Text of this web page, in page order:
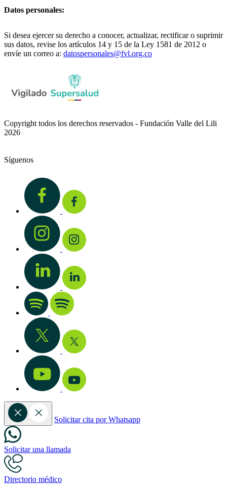
Datos personales:
Si desea ejercer su derecho a conocer, actualizar, rectificar o suprimir
sus datos, revise los artículos 14 y 15 de la Ley 1581 de 2012 o
envíe un correo a: datospersonales@fvl.org.co
Copyright todos los derechos reservados - Fundación Valle del Lili
2026
Síguenos
Solicitar cita por Whatsapp
Solicitar una llamada
Directorio médico